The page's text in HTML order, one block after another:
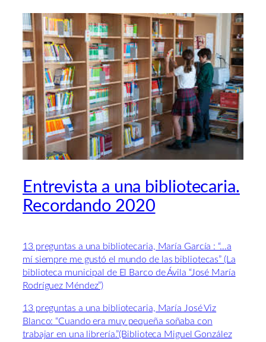
Entrevista a una bibliotecaria.
Recordando 2020
13 preguntas a una bibliotecaria, María García : “…a
mí siempre me gustó el mundo de las bibliotecas” (La
biblioteca municipal de El Barco de Ávila “José María
Rodríguez Méndez”)
13 preguntas a una bibliotecaria, María José Viz
Blanco: “Cuando era muy pequeña soñaba con
trabajar en una librería.”(Biblioteca Miguel González